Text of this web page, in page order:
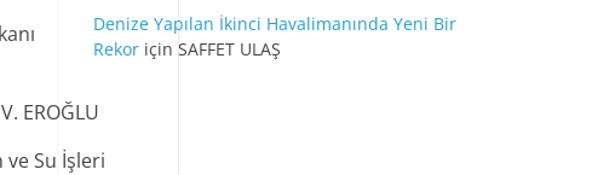
Bakanı
İşleri
Denize Yapılan İkinci Havalimanında Yeni Bir
Rekor için SAFFET ULAŞ